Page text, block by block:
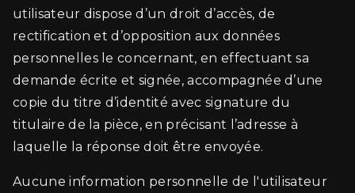
utilisateur dispose d’un droit d’accès, de
rectification et d’opposition aux données
personnelles le concernant, en effectuant sa
demande écrite et signée, accompagnée d’une
copie du titre d’identité avec signature du
titulaire de la pièce, en précisant l’adresse à
laquelle la réponse doit être envoyée.
Aucune information personnelle de l'utilisateur